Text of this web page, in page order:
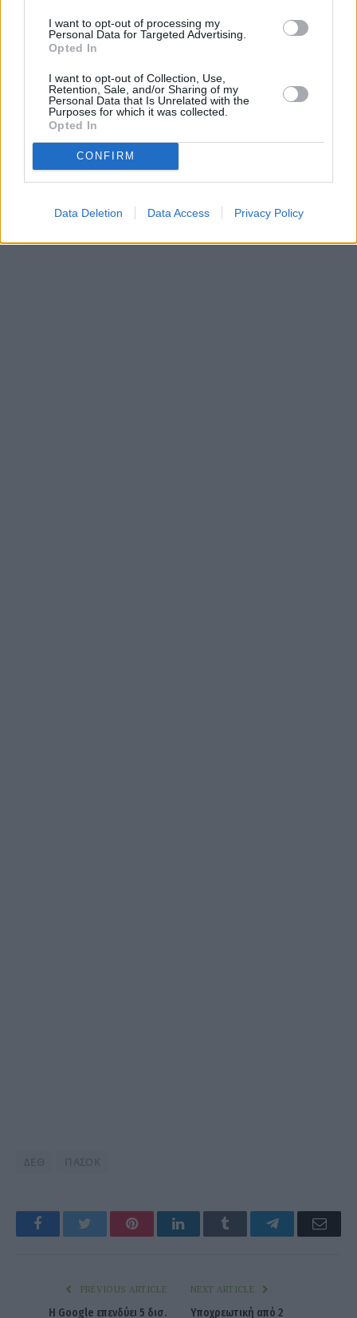
I want to opt-out of processing my
Personal Data for Targeted Advertising.
Opted In
I want to opt-out of Collection, Use,
Retention, Sale, and/or Sharing of my
Personal Data that Is Unrelated with the
Purposes for which it was collected.
Opted In
CONFIRM
Data Deletion Data Access Privacy Policy
ΔΕΘ ΠΑΣΟΚ
Facebook Twitter PinterestLinkedIn Tumblr Telegram
PREVIOUS ARTICLE
Η Google επενδύει 5 δισ.
NEXT ARTICLE
Υποχρεωτική από 2